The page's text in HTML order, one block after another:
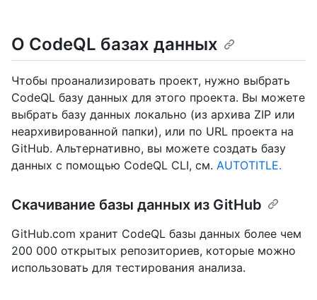
О CodeQL базах данных
Чтобы проанализировать проект, нужно выбрать
CodeQL базу данных для этого проекта. Вы можете
выбрать базу данных локально (из архива ZIP или
неархивированной папки), или по URL проекта на
GitHub. Альтернативно, вы можете создать базу
данных с помощью CodeQL CLI, см. AUTOTITLE.
Скачивание базы данных из GitHub
GitHub.com хранит CodeQL базы данных более чем
200 000 открытых репозиториев, которые можно
использовать для тестирования анализа.